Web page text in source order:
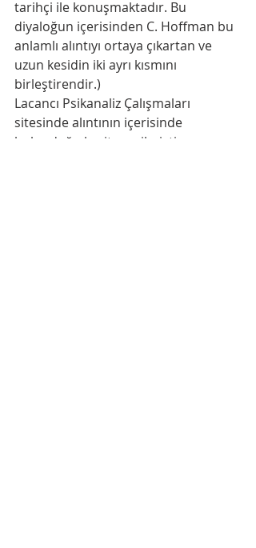
tarihçi ile konuşmaktadır. Bu
diyaloğun içerisinden C. Hoffman bu
anlamlı alıntıyı ortaya çıkartan ve
uzun kesidin iki ayrı kısmını
birleştirendir.)
Lacancı Psikanaliz Çalışmaları
sitesinde alıntının içerisinde
bulunduğu kesit çevrilmiştir.